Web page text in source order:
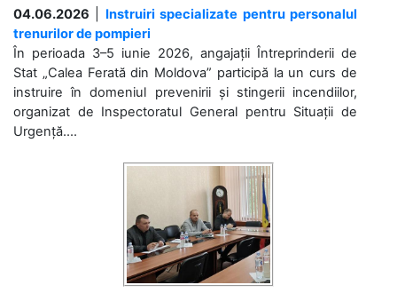
04.06.2026
Instruiri specializate pentru personalul
trenurilor de pompieri
În perioada 3–5 iunie 2026, angajații Întreprinderii de
Stat „Calea Ferată din Moldova” participă la un curs de
instruire în domeniul prevenirii și stingerii incendiilor,
organizat de Inspectoratul General pentru Situații de
Urgență....